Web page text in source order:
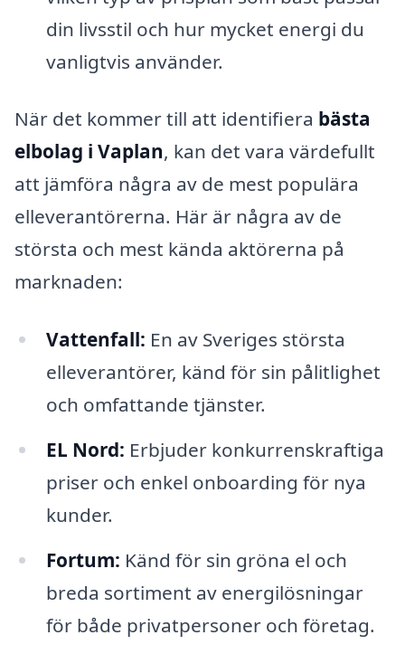
din livsstil och hur mycket energi du
vanligtvis använder.
När det kommer till att identifiera bästa
elbolag i Vaplan, kan det vara värdefullt
att jämföra några av de mest populära
elleverantörerna. Här är några av de
största och mest kända aktörerna på
marknaden:
Vattenfall: En av Sveriges största
elleverantörer, känd för sin pålitlighet
och omfattande tjänster.
EL Nord: Erbjuder konkurrenskraftiga
priser och enkel onboarding för nya
kunder.
Fortum: Känd för sin gröna el och
breda sortiment av energilösningar
för både privatpersoner och företag.